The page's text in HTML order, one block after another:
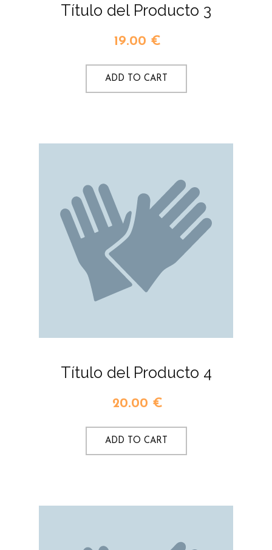
Título del Producto 3
19.00 €
ADD TO CART
Título del Producto 4
20.00 €
ADD TO CART